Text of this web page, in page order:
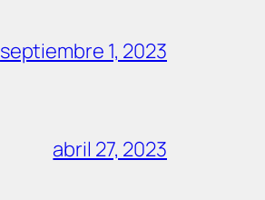
septiembre 1, 2023
abril 27, 2023